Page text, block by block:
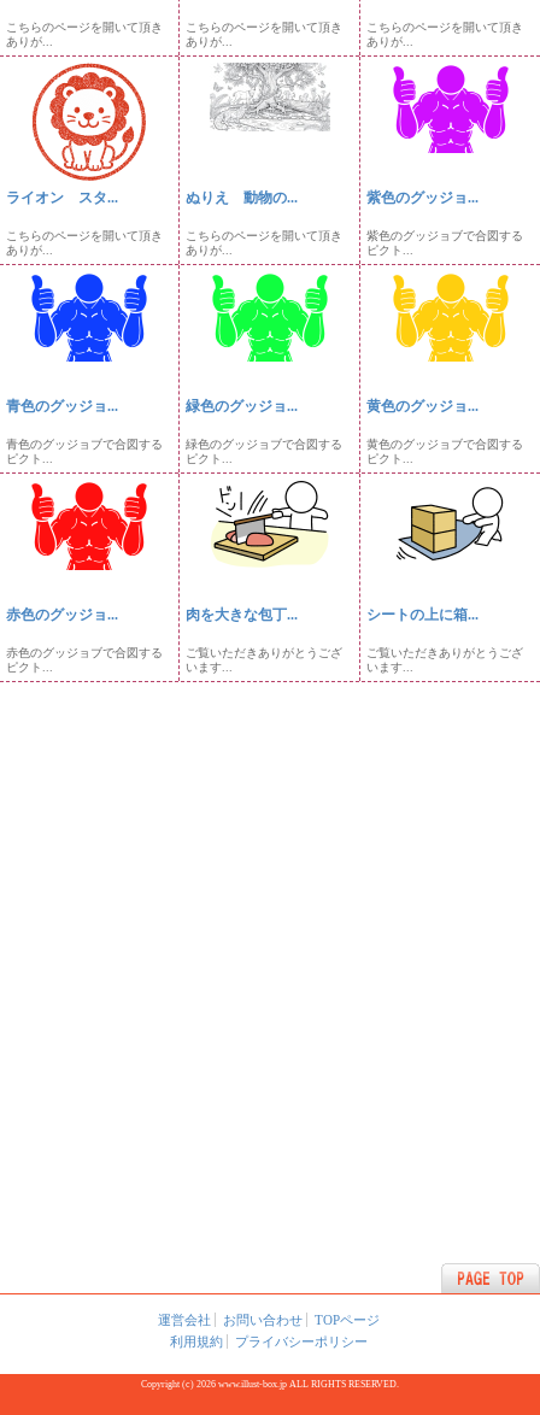
こちらのページを開いて頂き
ありが...
こちらのページを開いて頂き
ありが...
こちらのページを開いて頂き
ありが...
ライオン スタ...
こちらのページを開いて頂き
ありが...
ぬりえ 動物の...
こちらのページを開いて頂き
ありが...
紫色のグッジョ...
紫色のグッジョブで合図する
ピクト...
青色のグッジョ...
青色のグッジョブで合図する
ピクト...
緑色のグッジョ...
緑色のグッジョブで合図する
ピクト...
黄色のグッジョ...
黄色のグッジョブで合図する
ピクト...
赤色のグッジョ...
赤色のグッジョブで合図する
ピクト...
肉を大きな包丁...
ご覧いただきありがとうござ
います...
シートの上に箱...
ご覧いただきありがとうござ
います...
運営会社 お問い合わせ
TOPページ
利用規約
プライバシーポリシー
Copyright (c) 2026 www.illust-box.jp ALL RIGHTS RESERVED.